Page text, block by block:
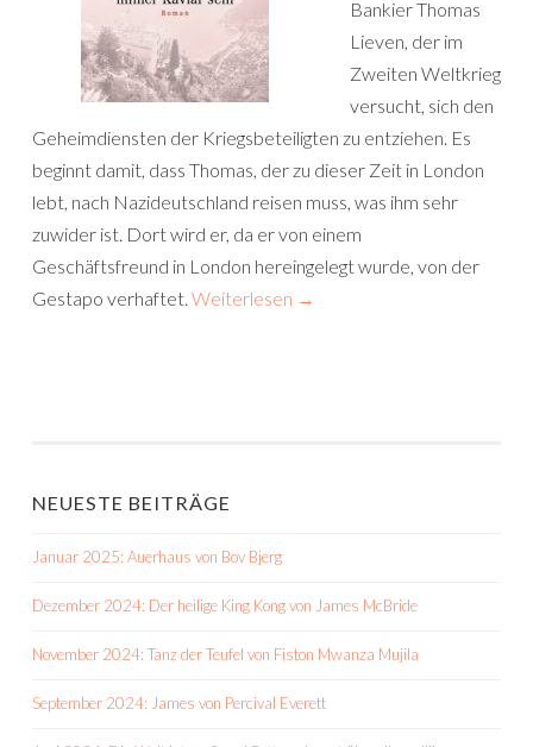
Bankier Thomas
Lieven, der im
Zweiten Weltkrieg
versucht, sich den
Geheimdiensten der Kriegsbeteiligten zu entziehen. Es
beginnt damit, dass Thomas, der zu dieser Zeit in London
lebt, nach Nazideutschland reisen muss, was ihm sehr
zuwider ist. Dort wird er, da er von einem
Geschäftsfreund in London hereingelegt wurde, von der
Gestapo verhaftet. Weiterlesen →
NEUESTE BEITRÄGE
Januar 2025: Auerhaus von Bov Bjerg
Dezember 2024: Der heilige King Kong von James McBride
November 2024: Tanz der Teufel von Fiston Mwanza Mujila
September 2024: James von Percival Everett